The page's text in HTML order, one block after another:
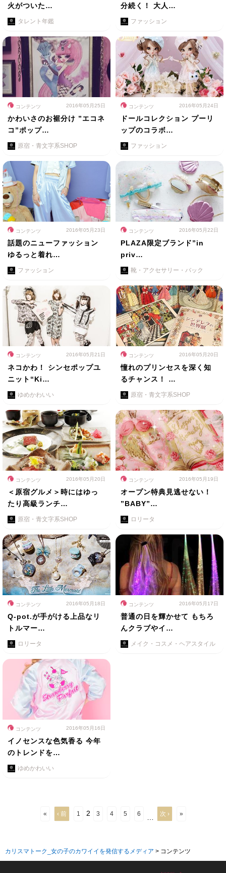
火がついた…
タレント年鑑
分続く！ 大人…
ファッション
コンテンツ 2016年05月25日
かわいさのお裾分け ”エコネ
コ”ポップ…
原宿・青文字系SHOP
コンテンツ 2016年05月24日
ドールコレクション プーリ
ップのコラボ…
ファッション
コンテンツ 2016年05月23日
話題のニューファッション
ゆるっと着れ…
ファッション
コンテンツ 2016年05月22日
PLAZA限定ブランド”in
priv…
靴・アクセサリー・バック
コンテンツ 2016年05月21日
ネコかわ！ シンセポップユ
ニット“Ki…
ゆめかわいい
コンテンツ 2016年05月20日
憧れのプリンセスを深く知
るチャンス！ …
原宿・青文字系SHOP
コンテンツ 2016年05月20日
＜原宿グルメ＞時にはゆっ
たり高級ランチ…
原宿・青文字系SHOP
コンテンツ 2016年05月19日
オープン特典見逃せない！
”BABY”…
ロリータ
コンテンツ 2016年05月18日
Q-pot.が手がける上品なリ
トルマー…
ロリータ
コンテンツ 2016年05月17日
普通の日を輝かせて もちろ
んクラブやイ…
メイク・コスメ・ヘアスタイル
コンテンツ 2016年05月16日
イノセンスな色気香る 今年
のトレンドを…
ゆめかわいい
« ‹ 前 1 2 3 4 5 6 次 › »
カリスマトーク_女の子のカワイイを発信するメディア > コンテンツ